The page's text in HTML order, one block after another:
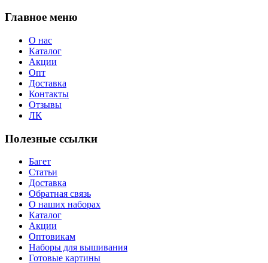
Главное меню
О нас
Каталог
Акции
Опт
Доставка
Контакты
Отзывы
ЛК
Полезные ссылки
Багет
Статьи
Доставка
Обратная связь
О наших наборах
Каталог
Акции
Оптовикам
Наборы для вышивания
Готовые картины